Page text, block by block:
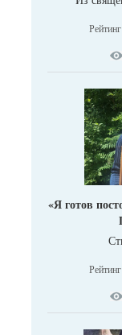
«Я готов